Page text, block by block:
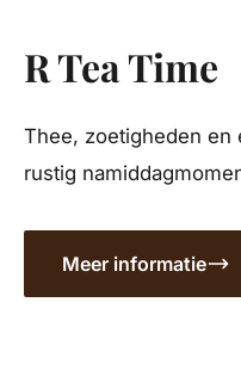
R Tea Time
Thee, zoetigheden en
rustig
Meer informatie